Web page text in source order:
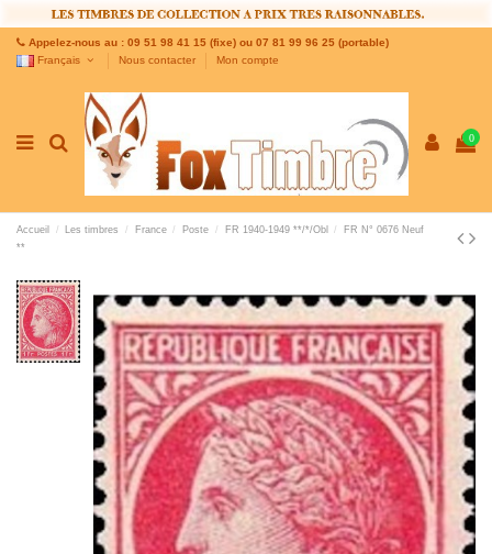
Appelez-nous au : 09 51 98 41 15 (fixe) ou 07 81 99 96 25 (portable)
Français
Nous contacter Mon compte
0
Accueil Les timbres France Poste FR 1940-1949 **/*/Obl
FR N° 0676 Neuf
**